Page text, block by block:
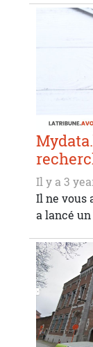
Il y a 3
Il ne vous
a lancé